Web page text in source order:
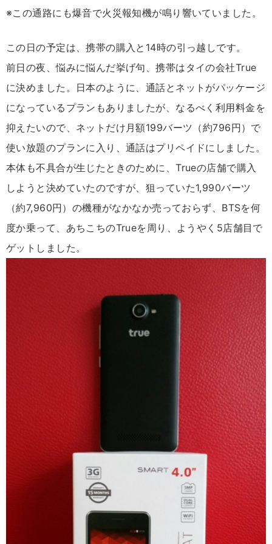
※この通路にも爆音で火災報知機が鳴り響いていました。
この日の予定は、携帯の購入と14時の引っ越しです。
前日の夜、悩みに悩んだ挙げ句、携帯はタイの会社True
に決めました。日本のように、通話とネットがパッケージ
になっているプランもありましたが、なるべく利用料金を
抑えたいので、ネットだけ月額199バーツ（約796円）で
使い放題のプランに入り、通話はプリペイドにしました。
本体も不具合が生じたときのために、Trueの店舗で購入
しようと決めていたのですが、狙っていた1,990バーツ
（約7,960円）の機種がなかなか売っておらず、BTSを何
度か乗って、あちこちのTrueを周り、ようやく5店舗目で
ゲットしました。